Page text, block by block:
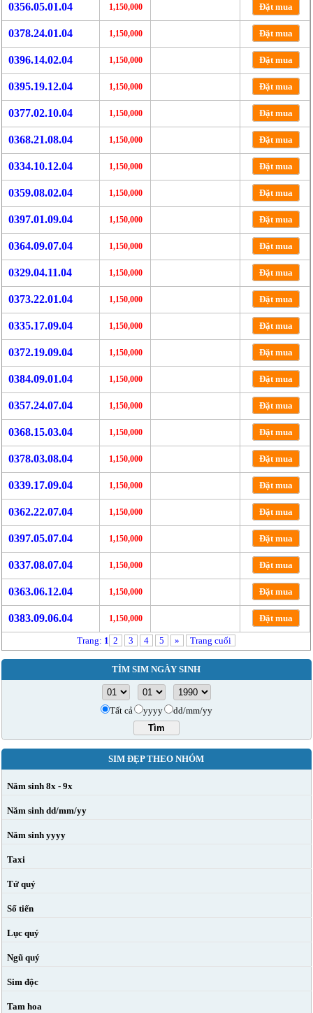
0356.05.01.04 1,150,000 Đặt mua
0378.24.01.04 1,150,000 Đặt mua
0396.14.02.04 1,150,000 Đặt mua
0395.19.12.04 1,150,000 Đặt mua
0377.02.10.04 1,150,000 Đặt mua
0368.21.08.04 1,150,000 Đặt mua
0334.10.12.04 1,150,000 Đặt mua
0359.08.02.04 1,150,000 Đặt mua
0397.01.09.04 1,150,000 Đặt mua
0364.09.07.04 1,150,000 Đặt mua
0329.04.11.04 1,150,000 Đặt mua
0373.22.01.04 1,150,000 Đặt mua
0335.17.09.04 1,150,000 Đặt mua
0372.19.09.04 1,150,000 Đặt mua
0384.09.01.04 1,150,000 Đặt mua
0357.24.07.04 1,150,000 Đặt mua
0368.15.03.04 1,150,000 Đặt mua
0378.03.08.04 1,150,000 Đặt mua
0339.17.09.04 1,150,000 Đặt mua
0362.22.07.04 1,150,000 Đặt mua
0397.05.07.04 1,150,000 Đặt mua
0337.08.07.04 1,150,000 Đặt mua
0363.06.12.04 1,150,000 Đặt mua
0383.09.06.04 1,150,000 Đặt mua
Trang: 1 2 3 4 5 » Trang cuối
TÌM SIM NGÀY SINH
Tất cả yyyy dd/mm/yy
SIM ĐẸP THEO NHÓM
Năm sinh 8x - 9x
Năm sinh dd/mm/yy
Năm sinh yyyy
Taxi
Tứ quý
Số tiến
Lục quý
Ngũ quý
Sim độc
Tam hoa